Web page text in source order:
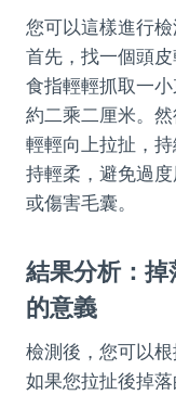
您可以這樣進行檢
首先，找一個頭
食指輕輕抓取一
約二乘二厘米。
輕輕向上拉扯，
持輕柔，避免過
或傷害毛囊。
結果分析：
的意義
檢測後，您可以
如果您拉扯後掉